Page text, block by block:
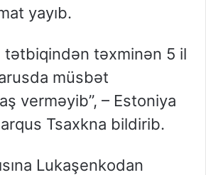
yayıb.
tətbiqindən təxminən 5 il
müsbət
verməyib”, – Estoniya
Tsaxkna bildirib.
Lukaşenkodan